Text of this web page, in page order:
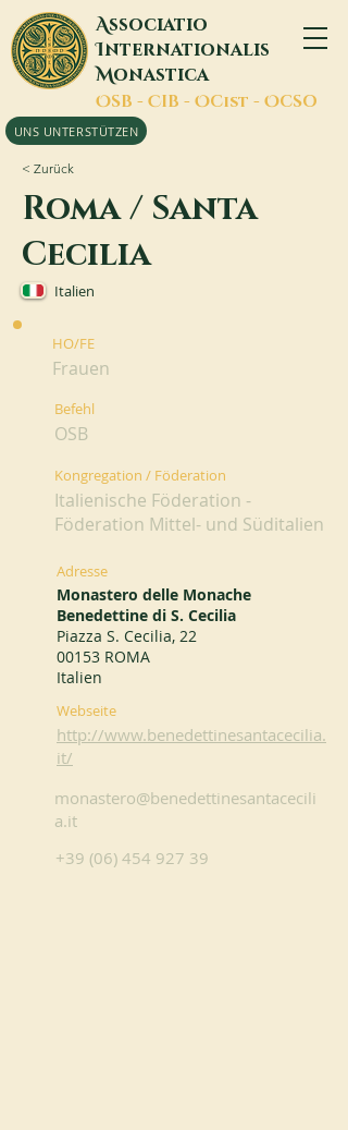
Associatio
Internationalis
Monastica
OSB - CIB - OCist - OCSO
UNS UNTERSTÜTZEN
< Zurück
Roma / Santa
Cecilia
Italien
HO/FE
Frauen
Befehl
OSB
Kongregation / Föderation
Italienische Föderation -
Föderation Mittel- und Süditalien
Adresse
Monastero delle Monache
Benedettine di S. Cecilia
Piazza S. Cecilia, 22
00153 ROMA
Italien
Webseite
http://www.benedettinesantacecilia.
it/
monastero@benedettinesantacecili
a.it
+39 (06) 454 927 39